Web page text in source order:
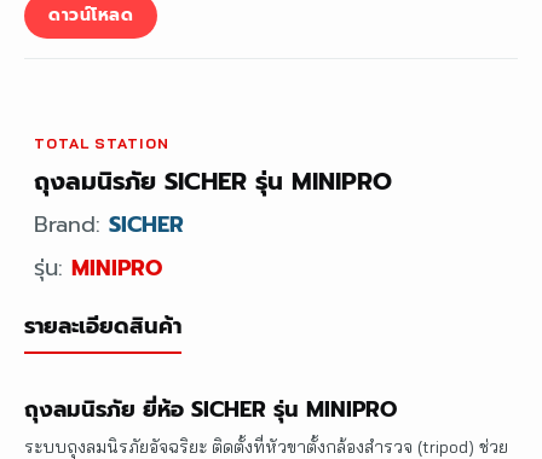
ดาวน์โหลด
TOTAL STATION
ถุงลมนิรภัย SICHER รุ่น MINIPRO
Brand: SICHER
รุ่น: MINIPRO
รายละเอียดสินค้า
ถุงลมนิรภัย ยี่ห้อ SICHER รุ่น MINIPRO
ระบบถุงลมนิรภัยอัจฉริยะ ติดตั้งที่หัวขาตั้งกล้องสำรวจ (tripod) ช่วย